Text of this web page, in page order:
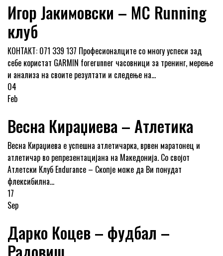
Игор Јакимовски – MC Running
клуб
КОНТАКТ: 071 339 137 Професионалците со многу успеси зад
себе користат GARMIN forerunner часовници за тренинг, мерење
и анализа на своите резултати и следење на...
04
Feb
Весна Кираџиева – Атлетика
Весна Кираџиева е успешна атлетичарка, врвен маратонец и
атлетичар во репрезентацијана на Македонија. Со својот
Атлетски Клуб Endurance – Скопје може да Ви понудат
флексибилна...
17
Sep
Дарко Коцев – фудбал –
Радовиш